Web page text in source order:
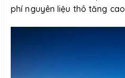
phí nguyên liệu thô tăng cao